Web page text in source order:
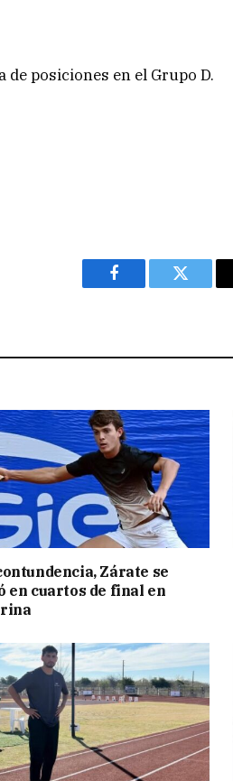
posiciones en el Grupo D.
Facebook Twitter
Zárate se
en cuartos de final en